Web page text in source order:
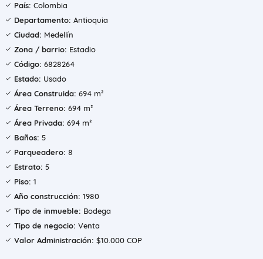
País: Colombia
Departamento: Antioquia
Ciudad: Medellín
Zona / barrio: Estadio
Código: 6828264
Estado: Usado
Área Construida: 694 m²
Área Terreno: 694 m²
Área Privada: 694 m²
Baños: 5
Parqueadero: 8
Estrato: 5
Piso: 1
Año construcción: 1980
Tipo de inmueble: Bodega
Tipo de negocio: Venta
Valor Administración: $10.000 COP